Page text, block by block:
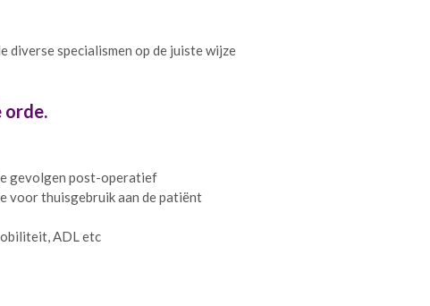
diverse specialismen op de juiste wijze
orde.
gevolgen post-operatief
voor thuisgebruik aan de patiënt
ADL etc